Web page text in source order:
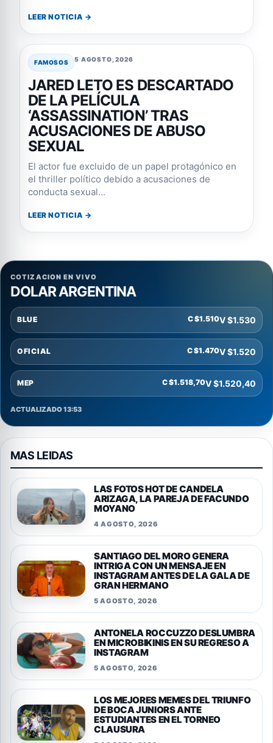
LEER NOTICIA →
FAMOSOS 5 AGOSTO, 2026
JARED LETO ES DESCARTADO
DE LA PELÍCULA
‘ASSASSINATION’ TRAS
ACUSACIONES DE ABUSO
SEXUAL
El actor fue excluido de un papel protagónico en
el thriller político debido a acusaciones de
conducta sexual...
LEER NOTICIA →
COTIZACION EN VIVO
DOLAR ARGENTINA
BLUE C $1.510V $1.530
OFICIAL C $1.470V $1.520
MEP C $1.518,70V $1.520,40
ACTUALIZADO 13:53
MAS LEIDAS
LAS FOTOS HOT DE CANDELA
ARIZAGA, LA PAREJA DE FACUNDO
MOYANO
4 AGOSTO, 2026
SANTIAGO DEL MORO GENERA
INTRIGA CON UN MENSAJE EN
INSTAGRAM ANTES DE LA GALA DE
GRAN HERMANO
5 AGOSTO, 2026
ANTONELA ROCCUZZO DESLUMBRA
EN MICROBIKINIS EN SU REGRESO A
INSTAGRAM
5 AGOSTO, 2026
LOS MEJORES MEMES DEL TRIUNFO
DE BOCA JUNIORS ANTE
ESTUDIANTES EN EL TORNEO
CLAUSURA